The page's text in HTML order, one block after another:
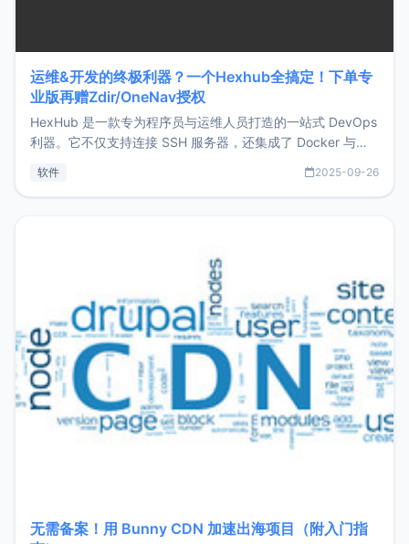
运维&开发的终极利器？一个Hexhub全搞定！下单专
业版再赠Zdir/OneNav授权
HexHub 是一款专为程序员与运维人员打造的一站式 DevOps
利器。它不仅支持连接 SSH 服务器，还集成了 Docker 与常
件间频繁切换，仅凭 HexHub 即可同时搞定运维与数据库操
软件 2025-09-26
无需备案！用 Bunny CDN 加速出海项目（附入门指